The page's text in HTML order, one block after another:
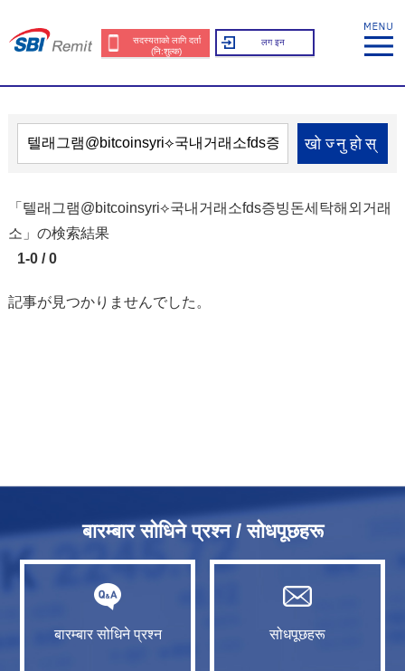
सदस्यताको लागि दर्ता
(नि:शुल्क)
लग इन
खोज्नुहोस्
「텔래그램@bitcoinsyri⟡국내거래소fds증빙돈세탁해외거래
소」の検索結果
1-0 / 0
記事が見つかりませんでした。
बारम्बार सोधिने प्रश्न / सोधपूछहरू
बारम्बार सोधिने प्रश्न सोधपूछहरू